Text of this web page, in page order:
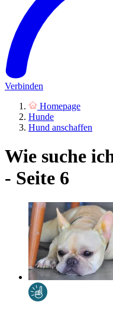
Verbinden
Homepage
Hunde
Hund anschaffen
Wie suche
- Seite 6